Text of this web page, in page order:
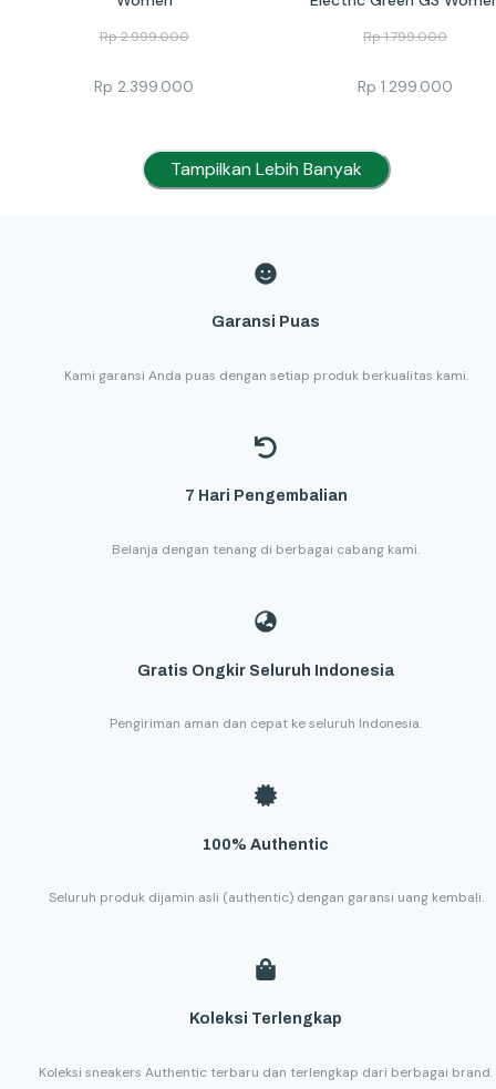
Rp2.999.000
Rp 2.399.000
Rp1.799.000
Rp 1.299.000
Tampilkan Lebih Banyak
Garansi Puas
Kami garansi Anda puas dengan setiap produk berkualitas kami.
7 Hari Pengembalian
Belanja dengan tenang di berbagai cabang kami.
Gratis Ongkir Seluruh Indonesia
Pengiriman aman dan cepat ke seluruh Indonesia.
100% Authentic
Seluruh produk dijamin asli (authentic) dengan garansi uang kembali.
Koleksi Terlengkap
Koleksi sneakers Authentic terbaru dan terlengkap dari berbagai brand.